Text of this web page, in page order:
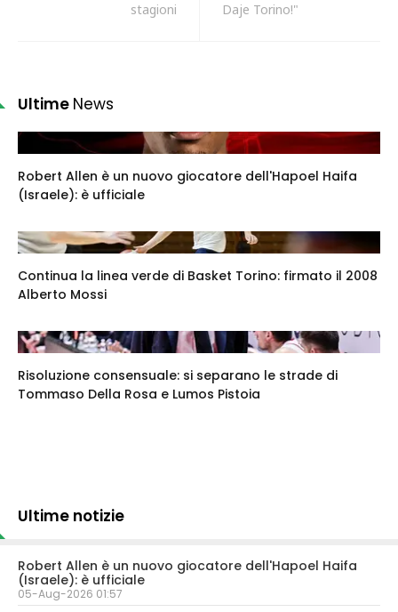
stagioni
Daje Torino!"
Ultime News
Robert Allen è un nuovo giocatore dell'Hapoel Haifa
(Israele): è ufficiale
Continua la linea verde di Basket Torino: firmato il 2008
Alberto Mossi
Risoluzione consensuale: si separano le strade di
Tommaso Della Rosa e Lumos Pistoia
Ultime notizie
Robert Allen è un nuovo giocatore dell'Hapoel Haifa
(Israele): è ufficiale
05-Aug-2026 01:57